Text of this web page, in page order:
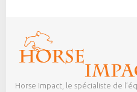
Horse Impact, le spécialiste de